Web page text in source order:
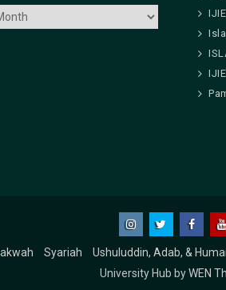
Syariah Ushuluddin, Adab, &
University Hub byWEN